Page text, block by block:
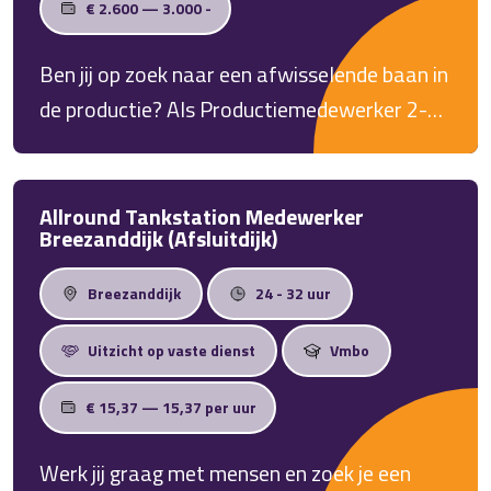
€ 2.600 — 3.000 -
Ben jij op zoek naar een afwisselende baan in
de productie? Als Productiemedewerker 2-
ploegendienst in Apeldoorn werk je met
moderne machines, maak je hoogwaardige
producten en krijg je alle ruimte om jezelf
verder te ontwikkelen. Je komt terecht in een
hecht team waar samenwerken en kwaliteit
centraal staan.
Allround Tankstation Medewerker
Breezanddijk (Afsluitdijk)
Breezanddijk 24 - 32 uur
Uitzicht op vaste dienst Vmbo
€ 15,37 — 15,37 per uur
Werk jij graag met mensen en zoek je een